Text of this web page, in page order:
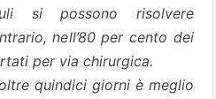
si possono risolvere
nell’80 per cento dei
per via chirurgica.
quindici giorni è meglio